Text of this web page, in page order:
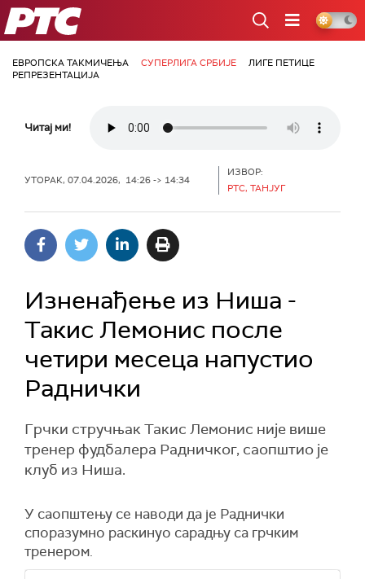
РТС
ЕВРОПСКА ТАКМИЧЕЊА СУПЕРЛИГА СРБИЈЕ
ЛИГЕ ПЕТИЦЕ
РЕПРЕЗЕНТАЦИЈА
Читај ми!
УТОРАК, 07.04.2026, 14:26 -> 14:34
ИЗВОР:
РТС, ТАНЈУГ
Изненађење из Ниша -
Такис Лемонис после
четири месеца напустио
Раднички
Грчки стручњак Такис Лемонис није више
тренер фудбалера Радничког, саопштио је
клуб из Ниша.
У саопштењу се наводи да је Раднички
споразумно раскинуо сарадњу са грчким
тренером.